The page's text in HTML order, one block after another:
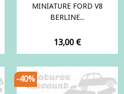
MINIATURE FORD V8
BERLINE...
Prix
13,00 €
-40%